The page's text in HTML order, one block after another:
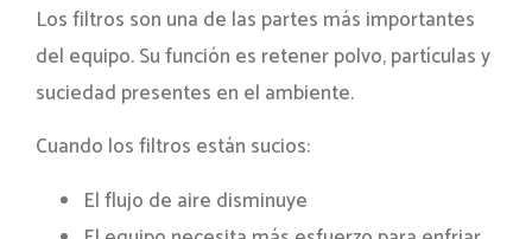
Los filtros son una de las partes más importantes
del equipo. Su función es retener polvo, partículas y
suciedad presentes en el ambiente.
Cuando los filtros están sucios:
El flujo de aire disminuye